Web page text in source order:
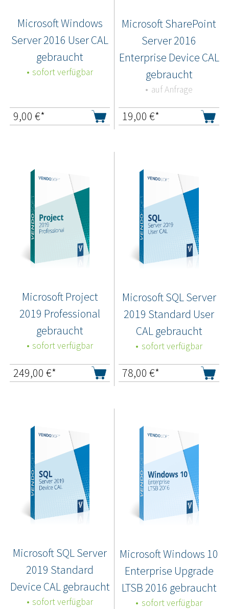
Microsoft Windows
Server 2016 User CAL
gebraucht
sofort verfügbar
9,00 €*
Microsoft SharePoint
Server 2016
Enterprise Device CAL
gebraucht
auf Anfrage
19,00 €*
Microsoft Project
2019 Professional
gebraucht
sofort verfügbar
249,00 €*
Microsoft SQL Server
2019 Standard User
CAL gebraucht
sofort verfügbar
78,00 €*
Microsoft SQL Server
2019 Standard
Device CAL gebraucht
sofort verfügbar
Microsoft Windows 10
Enterprise Upgrade
LTSB 2016 gebraucht
sofort verfügbar